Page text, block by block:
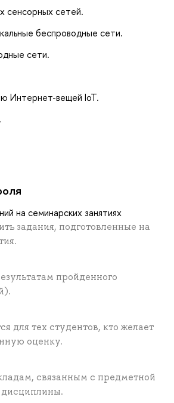
сенсорных сетей.
беспроводные сети.
сети.
Интернет-вещей IoT.
на семинарских занятиях
задания, подготовленные на
пройденного
для тех студентов, кто желает
оценку.
связанным с предметной
дисциплины.